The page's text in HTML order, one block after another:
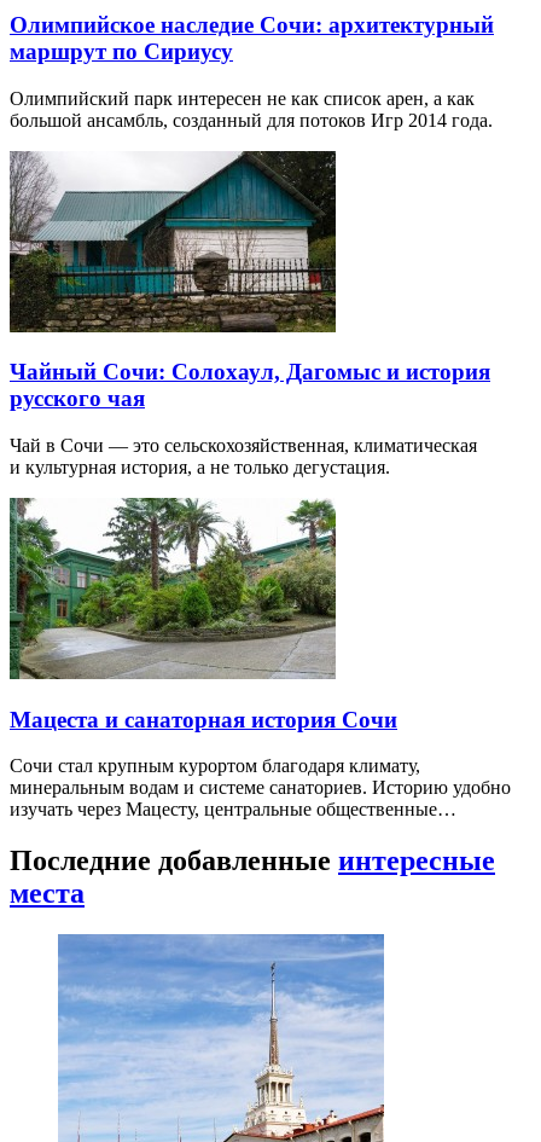
Олимпийское наследие Сочи: архитектурный
маршрут по Сириусу
Олимпийский парк интересен не как список арен, а как
большой ансамбль, созданный для потоков Игр 2014 года.
Чайный Сочи: Солохаул, Дагомыс и история
русского чая
Чай в Сочи — это сельскохозяйственная, климатическая
и культурная история, а не только дегустация.
Мацеста и санаторная история Сочи
Сочи стал крупным курортом благодаря климату,
минеральным водам и системе санаториев. Историю удобно
изучать через Мацесту, центральные общественные…
Последние добавленные интересные
места